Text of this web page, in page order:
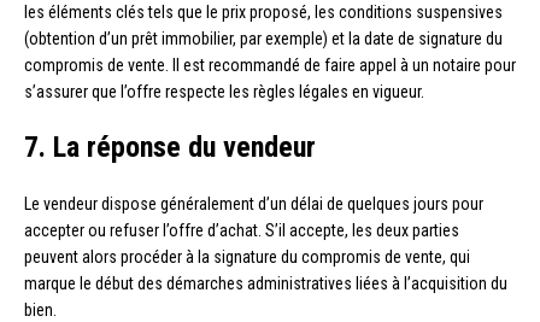
les éléments clés tels que le prix proposé, les conditions suspensives
(obtention d’un prêt immobilier, par exemple) et la date de signature du
compromis de vente. Il est recommandé de faire appel à un notaire pour
s’assurer que l’offre respecte les règles légales en vigueur.
7. La réponse du vendeur
Le vendeur dispose généralement d’un délai de quelques jours pour
accepter ou refuser l’offre d’achat. S’il accepte, les deux parties
peuvent alors procéder à la signature du compromis de vente, qui
marque le début des démarches administratives liées à l’acquisition du
bien.